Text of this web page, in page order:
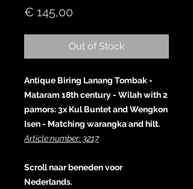
€ 145,00
Out of Stock
Antique Biring Lanang Tombak -
Mataram 18th century - Wilah with 2
pamors: 3x Kul Buntet and Wengkon
Isen - Matching warangka and hilt.
Article number: 3217
Scroll naar beneden voor
Nederlands.